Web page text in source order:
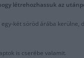
létrehozhassuk az
két söröd árába kerülne,
is cserébe valamit.